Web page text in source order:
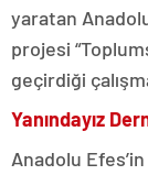
yaratan
projesi
geçirdiği
Yanındayız
Anadolu